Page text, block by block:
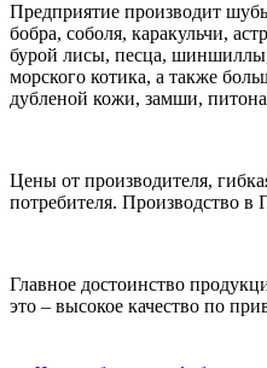
Предприятие производит
бобра, соболя, каракульчи,
бурой лисы, песца,
морского котика, а также
дубленой кожи, замши,
Цены от производителя,
потребителя. Производство в
Главное достоинство
это – высокое качество по